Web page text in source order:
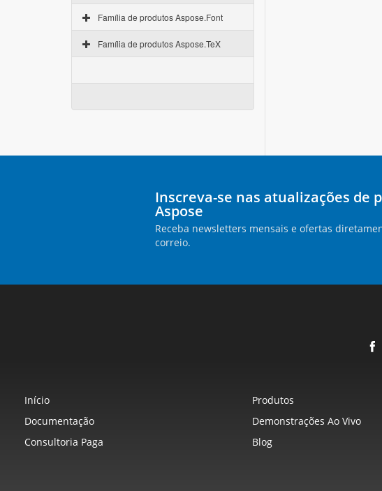
Família de produtos Aspose.Font
Família de produtos Aspose.TeX
Inscreva-se nas atualizações de
Aspose
Receba newsletters mensais e ofertas
correio.
Início Produtos
Documentação
Demonstrações Ao Vivo
Consultoria Paga
Blog